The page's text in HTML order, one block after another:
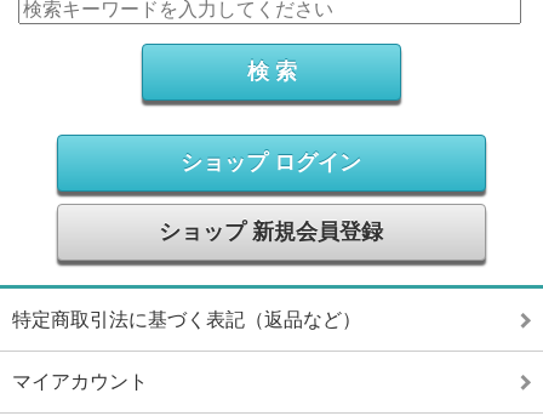
ショップ ログイン
ショップ 新規会員登録
特定商取引法に基づく表記（返品など）
マイアカウント